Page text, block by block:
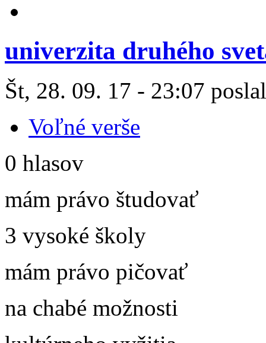
univerzita druhého
Št, 28. 09. 17 - 23:07
Voľné verše
0 hlasov
mám právo študovať
3 vysoké školy
mám právo pičovať
na chabé možnosti